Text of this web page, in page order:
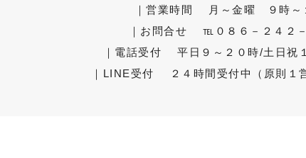
｜営業時間 月～金曜 ９時～
｜お問合せ ℡０８６－２４２
｜電話受付 平日９～２０時/土日祝
｜LINE受付 ２４時間受付中（原則１